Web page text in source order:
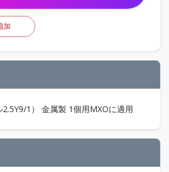
加
1） 金属製 1個用MXOに適用